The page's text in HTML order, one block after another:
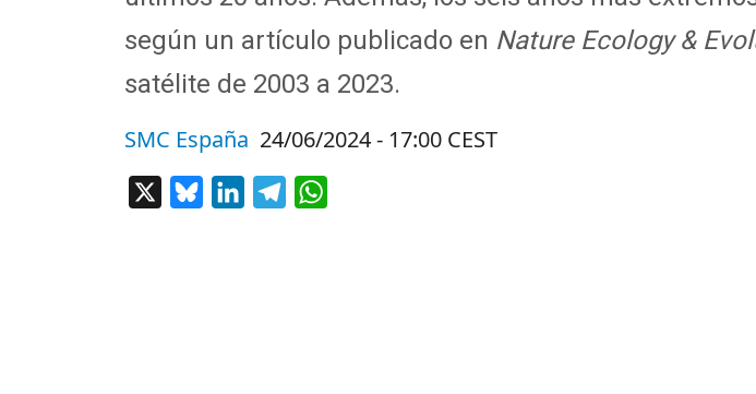
según un artículo publicado en Nature Ecology &
satélite de 2003 a 2023.
SMC España 24/06/2024 - 17:00 CEST
BlueskyLinkedInTelegram